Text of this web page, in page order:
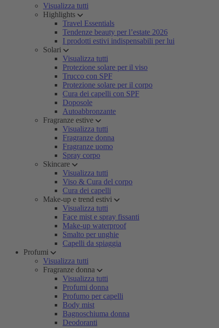
Visualizza tutti
Highlights
Travel Essentials
Tendenze beauty per l’estate 2026
I prodotti estivi indispensabili per lui
Solari
Visualizza tutti
Protezione solare per il viso
Trucco con SPF
Protezione solare per il corpo
Cura dei capelli con SPF
Doposole
Autoabbronzante
Fragranze estive
Visualizza tutti
Fragranze donna
Fragranze uomo
Spray corpo
Skincare
Visualizza tutti
Viso & Cura del corpo
Cura dei capelli
Make-up e trend estivi
Visualizza tutti
Face mist e spray fissanti
Make-up waterproof
Smalto per unghie
Capelli da spiaggia
Profumi
Visualizza tutti
Fragranze donna
Visualizza tutti
Profumi donna
Profumo per capelli
Body mist
Bagnoschiuma donna
Deodoranti